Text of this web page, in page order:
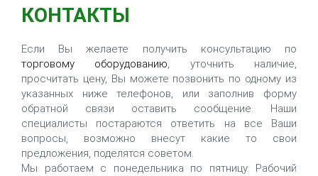
КОНТАКТЫ
Если Вы желаете получить консультацию по
торговому оборудованию, уточнить наличие,
просчитать цену, Вы можете позвонить по одному из
указанных ниже телефонов, или заполнив форму
обратной связи оставить сообщение. Наши
специалисты постараются ответить на все Ваши
вопросы, возможно внесут какие то свои
предложения, поделятся советом.
Мы работаем с понедельника по пятницу. Рабочий